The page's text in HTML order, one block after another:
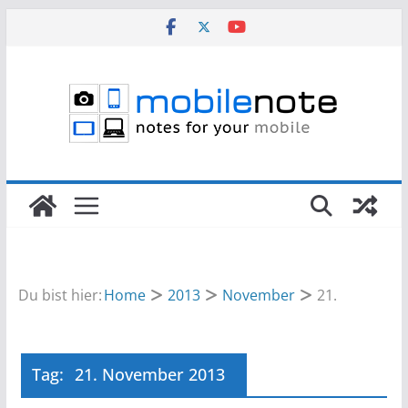
Du bist hier:Home 2013 November 21.
Tag: 21. November 2013